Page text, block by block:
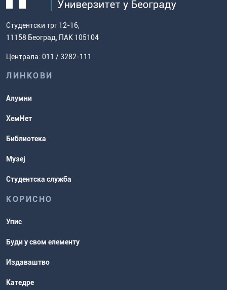
како доћи до нас
Научноистраживачки рад
дисертације
Европски систем преноса бодова
(ЕСПБ)
Усавршавање за наставнике
Повереник за равноправност
Студентске организације
рокови
Општи услови за упис на Хемијски
Ценовник студија
испита
Студентски трг 12-16,
11158 Београд, ПАК 105104
Централа: 011 / 3282-111
ЛИНКОВИ
Алумни
ХемНет
Библиотека
Музеј
Студентска служба
КОРИСНО
Упис
Буди у свом елементу
Издаваштво
Катедре